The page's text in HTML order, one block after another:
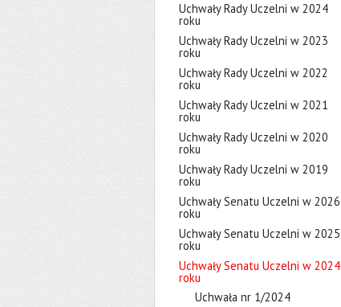
Uchwały Rady Uczelni w 2024
roku
Uchwały Rady Uczelni w 2023
roku
Uchwały Rady Uczelni w 2022
roku
Uchwały Rady Uczelni w 2021
roku
Uchwały Rady Uczelni w 2020
roku
Uchwały Rady Uczelni w 2019
roku
Uchwały Senatu Uczelni w 2026
roku
Uchwały Senatu Uczelni w 2025
roku
Uchwały Senatu Uczelni w 2024
roku
Uchwała nr 1/2024